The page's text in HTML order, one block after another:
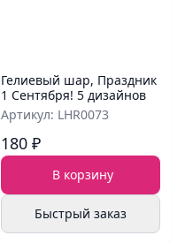
Гелиевый шар, Праздник
1 Сентября! 5 дизайнов
Артикул: LHR0073
180 ₽
В корзину
Быстрый заказ